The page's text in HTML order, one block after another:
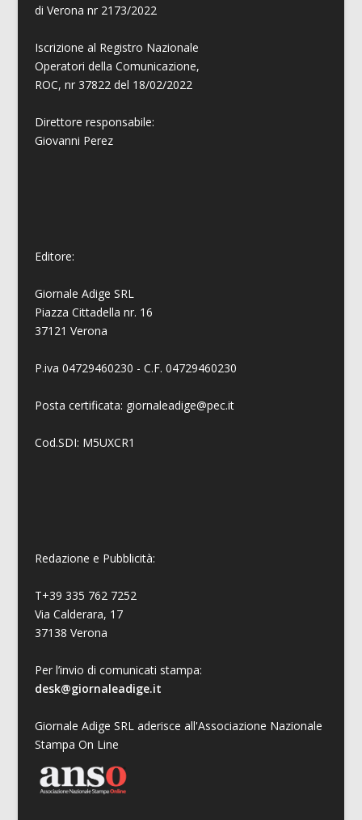
di Verona nr 2173/2022
Iscrizione al Registro Nazionale
Operatori della Comunicazione,
ROC, nr 37822 del 18/02/2022
Direttore responsabile:
Giovanni Perez
Editore:
Giornale Adige SRL
Piazza Cittadella nr. 16
37121 Verona
P.iva 04729460230 - C.F. 04729460230
Posta certificata: giornaleadige@pec.it
Cod.SDI: M5UXCR1
Redazione e Pubblicità:
T+39 335 762 7252
Via Calderara, 17
37138 Verona
Per l’invio di comunicati stampa:
desk@giornaleadige.it
Giornale Adige SRL aderisce all'Associazione Nazionale
Stampa On Line